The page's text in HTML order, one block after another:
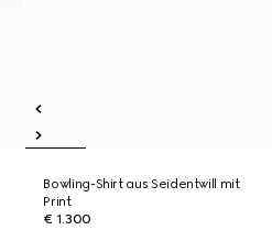
Bowling-Shirt aus Seidentwill mit
Print
€ 1.300